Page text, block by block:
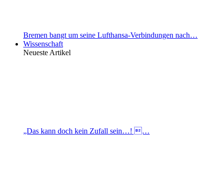
Bremen bangt um seine Lufthansa-Verbindungen nach…
Wissenschaft
Neueste Artikel
„Das kann doch kein Zufall sein…! …